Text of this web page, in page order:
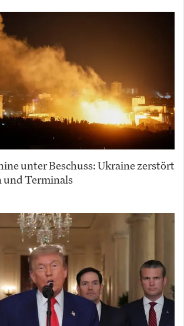
unter Beschuss: Ukraine zerstört
und Terminals